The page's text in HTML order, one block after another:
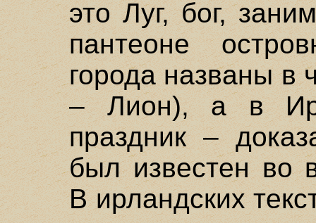
это Луг, бог,
пантеоне
города названы в
– Лион), а в
праздник –
был известен во
В ирландских